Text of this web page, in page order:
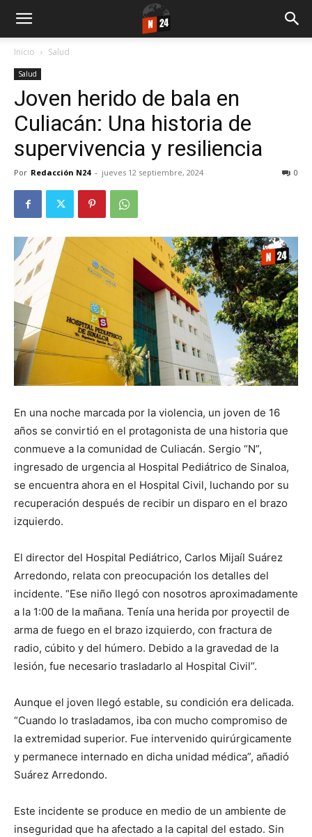
Inicio Salud
Salud
Joven herido de bala en
Culiacán: Una historia de
supervivencia y resiliencia
Por Redacción N24 - jueves 12 septiembre, 2024 0
En una noche marcada por la violencia, un joven de 16
años se convirtió en el protagonista de una historia que
conmueve a la comunidad de Culiacán. Sergio “N”,
ingresado de urgencia al Hospital Pediátrico de Sinaloa,
se encuentra ahora en el Hospital Civil, luchando por su
recuperación después de recibir un disparo en el brazo
izquierdo.
El director del Hospital Pediátrico, Carlos Mijaíl Suárez
Arredondo, relata con preocupación los detalles del
incidente. “Ese niño llegó con nosotros aproximadamente
a la 1:00 de la mañana. Tenía una herida por proyectil de
arma de fuego en el brazo izquierdo, con fractura de
radio, cúbito y del húmero. Debido a la gravedad de la
lesión, fue necesario trasladarlo al Hospital Civil”.
Aunque el joven llegó estable, su condición era delicada.
“Cuando lo trasladamos, iba con mucho compromiso de
la extremidad superior. Fue intervenido quirúrgicamente
y permanece internado en dicha unidad médica”, añadió
Suárez Arredondo.
Este incidente se produce en medio de un ambiente de
inseguridad que ha afectado a la capital del estado. Sin